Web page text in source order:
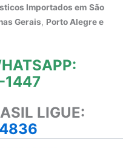
Importados em São
Gerais, Porto Alegre e
1447
LIGUE: